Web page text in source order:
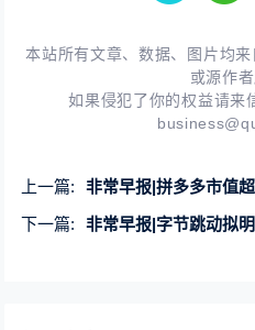
本站所有文章、数据、图片均
或源作者
如果侵犯了你的权益请来
上一篇:
非常早报|拼多多市值超京东，苹
下一篇:
非常早报|字节跳动拟明年一季